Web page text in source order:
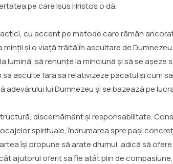
pe care Isus Hristos o dă.
cu accent pe metode care rămân
și o viață trăită în ascultare de
să renunțe la minciună și să se
asculte fără să relativizeze păcatul și cum
lui Dumnezeu și se bazează pe
discernământ și responsabilitate.
spirituale, îndrumarea spre pași
își propune să arate drumul, adică să
ajutorul oferit să fie atât plin de compasiune,